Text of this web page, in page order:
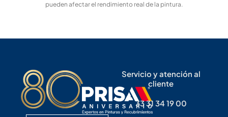
pueden afectar el rendimiento real de la pintura.
Servicio y atención al
cliente
33 31 34 19 00